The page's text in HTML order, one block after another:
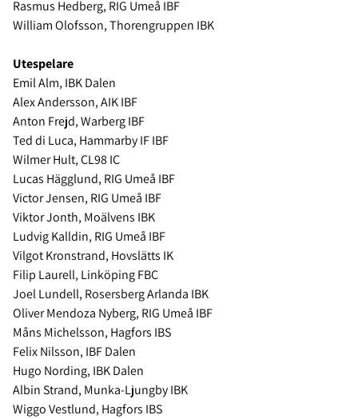
Rasmus Hedberg, RIG Umeå IBF
William Olofsson, Thorengruppen IBK
Utespelare
Emil Alm, IBK Dalen
Alex Andersson, AIK IBF
Anton Frejd, Warberg IBF
Ted di Luca, Hammarby IF IBF
Wilmer Hult, CL98 IC
Lucas Hägglund, RIG Umeå IBF
Victor Jensen, RIG Umeå IBF
Viktor Jonth, Moälvens IBK
Ludvig Kalldin, RIG Umeå IBF
Vilgot Kronstrand, Hovslätts IK
Filip Laurell, Linköping FBC
Joel Lundell, Rosersberg Arlanda IBK
Oliver Mendoza Nyberg, RIG Umeå IBF
Måns Michelsson, Hagfors IBS
Felix Nilsson, IBF Dalen
Hugo Nording, IBK Dalen
Albin Strand, Munka-Ljungby IBK
Wiggo Vestlund, Hagfors IBS